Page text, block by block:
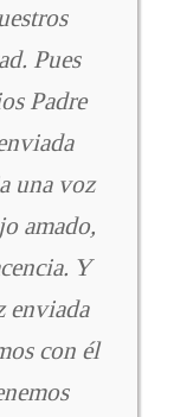
Pues
Padre
una voz
amado,
Y
enviada
con él